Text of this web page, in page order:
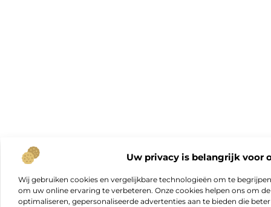
Uw privacy is belangrijk voor
Wij gebruiken cookies en vergelijkbare technologieën om te
om uw online ervaring te verbeteren. Onze cookies helpen ons om
optimaliseren, gepersonaliseerde advertenties aan te bieden die